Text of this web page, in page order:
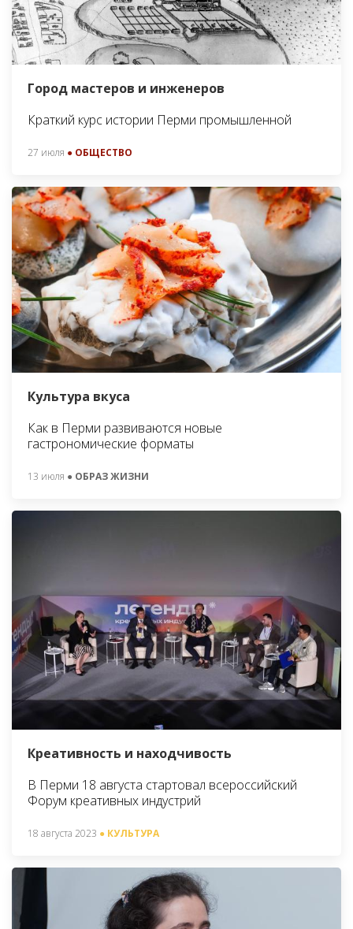
Город мастеров и инженеров
Краткий курс истории Перми промышленной
27 июля ● ОБЩЕСТВО
Культура вкуса
Как в Перми развиваются новые
гастрономические форматы
13 июля ● ОБРАЗ ЖИЗНИ
Креативность и находчивость
В Перми 18 августа стартовал всероссийский
Форум креативных индустрий
18 августа 2023 ● КУЛЬТУРА